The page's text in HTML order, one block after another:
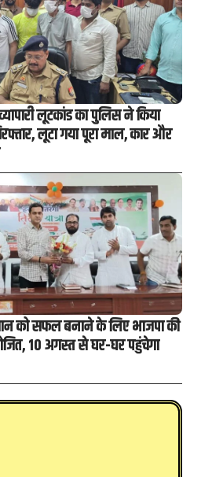
लूटकांड का पुलिस ने किया
लूटा गया पूरा माल, कार और
को सफल बनाने के लिए भाजपा की
10 अगस्त से घर-घर पहुंचेगा